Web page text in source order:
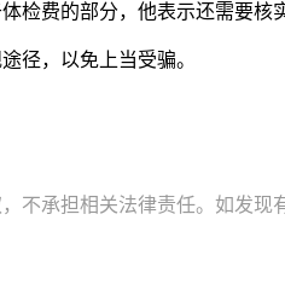
费的部分，他表示还需要核
径，以免上当受骗。
承担相关法律责任。如发现